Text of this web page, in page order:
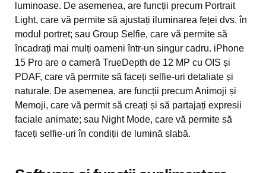
luminoase. De asemenea, are funcții precum Portrait
Light, care vă permite să ajustați iluminarea feței dvs. în
modul portret; sau Group Selfie, care vă permite să
încadrați mai mulți oameni într-un singur cadru. iPhone
15 Pro are o cameră TrueDepth de 12 MP cu OIS și
PDAF, care vă permite să faceți selfie-uri detaliate și
naturale. De asemenea, are funcții precum Animoji și
Memoji, care vă permit să creați și să partajați expresii
faciale animate; sau Night Mode, care vă permite să
faceți selfie-uri în condiții de lumină slabă.